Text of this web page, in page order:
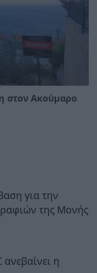
στον Ακούμαρο
για την
της Μονής
η